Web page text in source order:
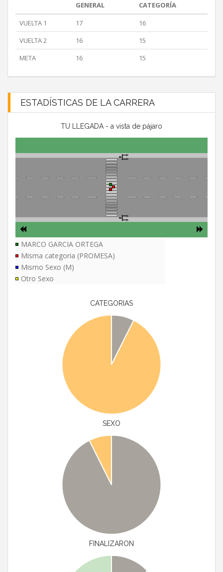
GENERAL
CATEGORÍA
VUELTA 1
17
16
VUELTA 2
16
15
META
16 15
ESTADÍSTICAS DE LA CARRERA
TU LLEGADA - a vista de pájaro
MARCO GARCIA ORTEGA
Misma categoria (PROMESA)
Mismo Sexo (M)
Otro Sexo
CATEGORIAS
SEXO
FINALIZARON